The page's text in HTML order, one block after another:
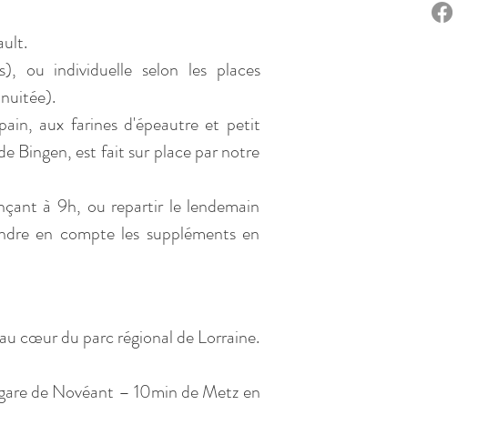
ou individuelle selon les places
aux farines d'épeautre et petit
Bingen, est fait sur place par notre
à 9h, ou repartir le lendemain
en compte les suppléments en
cœur du parc régional de Lorraine.
de Novéant – 10min de Metz en